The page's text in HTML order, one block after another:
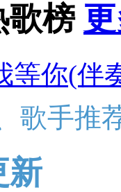
歌榜
等你(伴
歌手推
新